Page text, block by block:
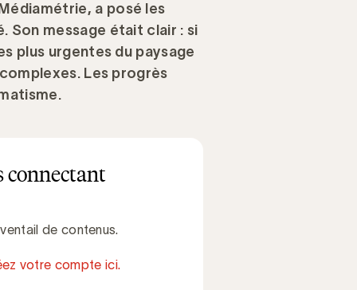
a posé les
Son message était clair : si
plus urgentes du paysage
Les progrès
connectant
de contenus.
votre compte ici.